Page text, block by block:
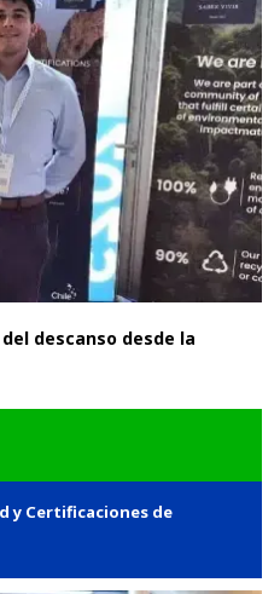
descanso desde la
y Certificaciones de